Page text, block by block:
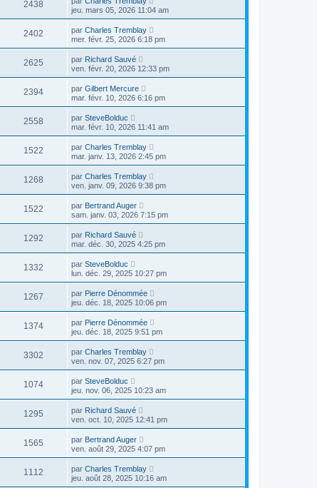
2438
jeu. mars 05, 2026 11:04 am
2402 par Charles Tremblay
mer. févr. 25, 2026 6:18 pm
2625 par Richard Sauvé
ven. févr. 20, 2026 12:33 pm
2394 par Gilbert Mercure
mar. févr. 10, 2026 6:16 pm
2558 par SteveBolduc
mar. févr. 10, 2026 11:41 am
1522 par Charles Tremblay
mar. janv. 13, 2026 2:45 pm
1268 par Charles Tremblay
ven. janv. 09, 2026 9:38 pm
1522 par Bertrand Auger
sam. janv. 03, 2026 7:15 pm
1292 par Richard Sauvé
mar. déc. 30, 2025 4:25 pm
1332 par SteveBolduc
lun. déc. 29, 2025 10:27 pm
1267 par Pierre Dénommée
jeu. déc. 18, 2025 10:06 pm
1374 par Pierre Dénommée
jeu. déc. 18, 2025 9:51 pm
3302 par Charles Tremblay
ven. nov. 07, 2025 6:27 pm
1074 par SteveBolduc
jeu. nov. 06, 2025 10:23 am
1295 par Richard Sauvé
ven. oct. 10, 2025 12:41 pm
1565 par Bertrand Auger
ven. août 29, 2025 4:07 pm
1112 par Charles Tremblay
jeu. août 28, 2025 10:16 am